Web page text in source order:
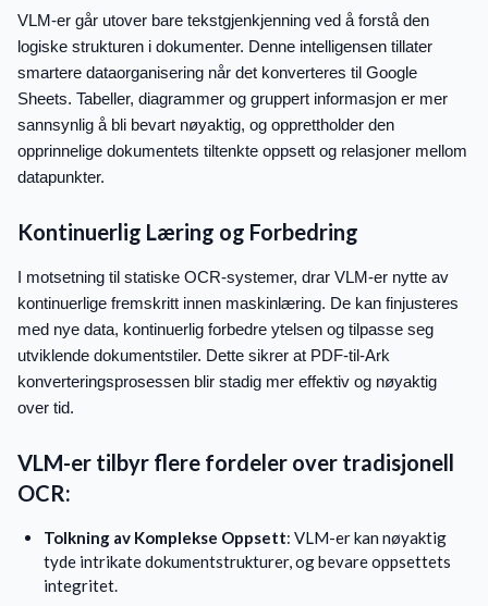
VLM-er går utover bare tekstgjenkjenning ved å forstå den
logiske strukturen i dokumenter. Denne intelligensen tillater
smartere dataorganisering når det konverteres til Google
Sheets. Tabeller, diagrammer og gruppert informasjon er mer
sannsynlig å bli bevart nøyaktig, og opprettholder den
opprinnelige dokumentets tiltenkte oppsett og relasjoner mellom
datapunkter.
Kontinuerlig Læring og Forbedring
I motsetning til statiske OCR-systemer, drar VLM-er nytte av
kontinuerlige fremskritt innen maskinlæring. De kan finjusteres
med nye data, kontinuerlig forbedre ytelsen og tilpasse seg
utviklende dokumentstiler. Dette sikrer at PDF-til-Ark
konverteringsprosessen blir stadig mer effektiv og nøyaktig
over tid.
VLM-er tilbyr flere fordeler over tradisjonell
OCR:
Tolkning av Komplekse Oppsett: VLM-er kan nøyaktig
tyde intrikate dokumentstrukturer, og bevare oppsettets
integritet.